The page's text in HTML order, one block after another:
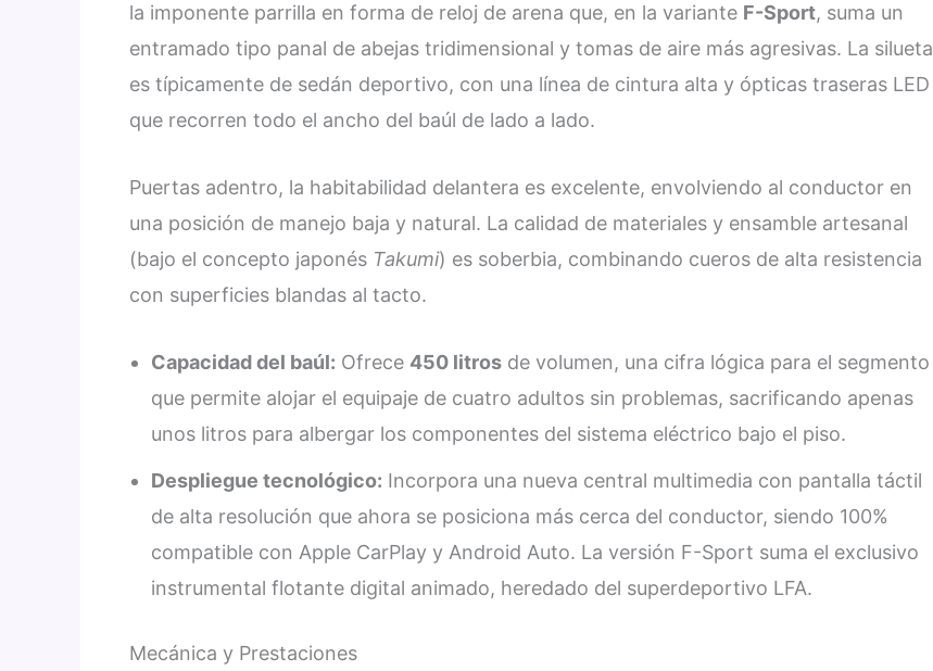
la imponente parrilla en forma de reloj de arena que, en la variante F-Sport, suma un
entramado tipo panal de abejas tridimensional y tomas de aire más agresivas. La silueta
es típicamente de sedán deportivo, con una línea de cintura alta y ópticas traseras LED
que recorren todo el ancho del baúl de lado a lado.
Puertas adentro, la habitabilidad delantera es excelente, envolviendo al conductor en
una posición de manejo baja y natural. La calidad de materiales y ensamble artesanal
(bajo el concepto japonés Takumi) es soberbia, combinando cueros de alta resistencia
con superficies blandas al tacto.
Capacidad del baúl: Ofrece 450 litros de volumen, una cifra lógica para el segmento
que permite alojar el equipaje de cuatro adultos sin problemas, sacrificando apenas
unos litros para albergar los componentes del sistema eléctrico bajo el piso.
Despliegue tecnológico: Incorpora una nueva central multimedia con pantalla táctil
de alta resolución que ahora se posiciona más cerca del conductor, siendo 100%
compatible con Apple CarPlay y Android Auto. La versión F-Sport suma el exclusivo
instrumental flotante digital animado, heredado del superdeportivo LFA.
Mecánica y Prestaciones